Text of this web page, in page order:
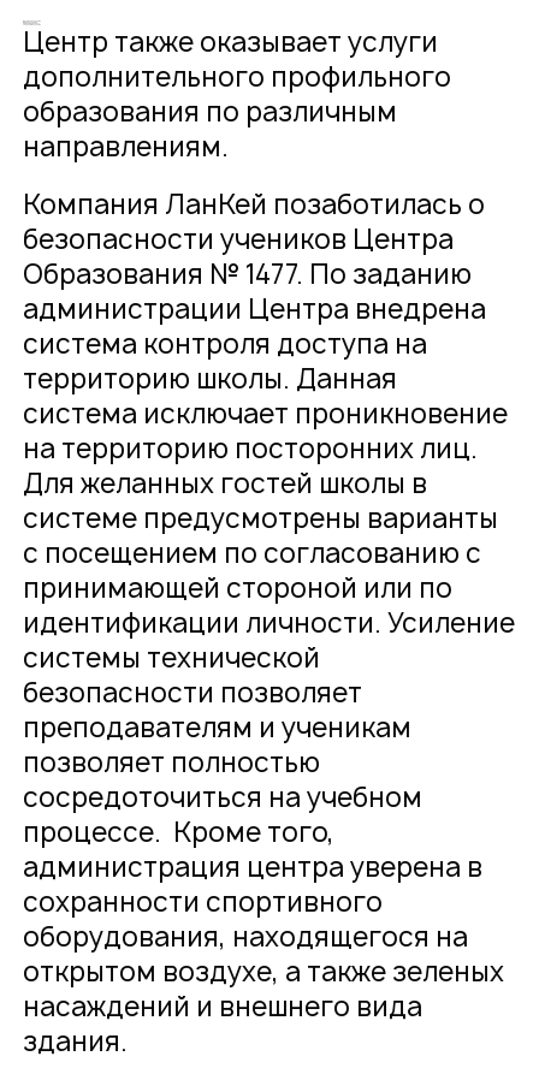
Центр также оказывает услуги
дополнительного профильного
образования по различным
направлениям.
Компания ЛанКей позаботилась о
безопасности учеников Центра
Образования № 1477. По заданию
администрации Центра внедрена
система контроля доступа на
территорию школы. Данная
система исключает проникновение
на территорию посторонних лиц.
Для желанных гостей школы в
системе предусмотрены варианты
с посещением по согласованию с
принимающей стороной или по
идентификации личности. Усиление
системы технической
безопасности позволяет
преподавателям и ученикам
позволяет полностью
сосредоточиться на учебном
процессе. Кроме того,
администрация центра уверена в
сохранности спортивного
оборудования, находящегося на
открытом воздухе, а также зеленых
насаждений и внешнего вида
здания.